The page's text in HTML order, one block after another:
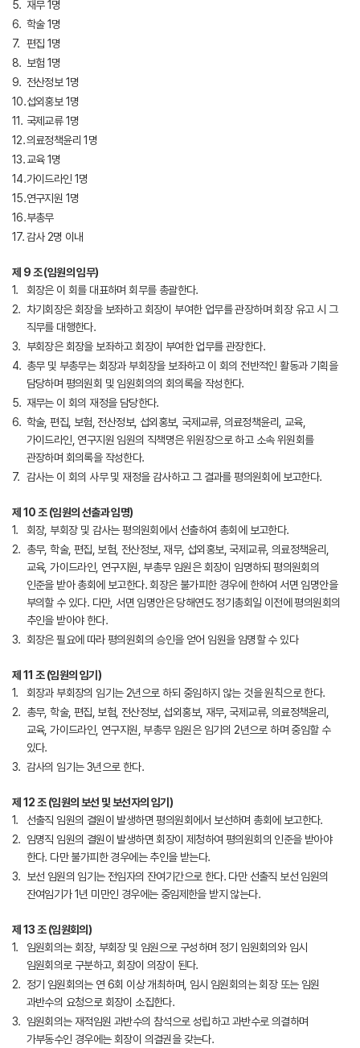
재무 1명
학술 1명
편집 1명
보험 1명
전산정보 1명
섭외홍보 1명
국제교류 1명
의료정책윤리 1명
교육 1명
가이드라인 1명
연구지원 1명
부총무
감사 2명 이내
제 9 조 (임원의 임무)
회장은 이 회를 대표하며 회무를 총괄한다.
차기회장은 회장을 보좌하고 회장이 부여한 업무를 관장하며 회장 유고 시 그
직무를 대행한다.
부회장은 회장을 보좌하고 회장이 부여한 업무를 관장한다.
총무 및 부총무는 회장과 부회장을 보좌하고 이 회의 전반적인 활동과 기획을
담당하며 평의원회 및 임원회의의 회의록을 작성한다.
재무는 이 회의 재정을 담당한다.
학술, 편집, 보험, 전산정보, 섭외홍보, 국제교류, 의료정책윤리, 교육,
가이드라인, 연구지원 임원의 직책명은 위원장으로 하고 소속 위원회를
관장하며 회의록을 작성한다.
감사는 이 회의 사무 및 재정을 감사하고 그 결과를 평의원회에 보고한다.
제 10 조 (임원의 선출과 임명)
회장, 부회장 및 감사는 평의원회에서 선출하여 총회에 보고한다.
총무, 학술, 편집, 보험, 전산정보, 재무, 섭외홍보, 국제교류, 의료정책윤리,
교육, 가이드라인, 연구지원, 부총무 임원은 회장이 임명하되 평의원회의
인준을 받아 총회에 보고한다. 회장은 불가피한 경우에 한하여 서면 임명안을
부의할 수 있다. 다만, 서면 임명안은 당해연도 정기총회일 이전에 평의원회의
추인을 받아야 한다.
회장은 필요에 따라 평의원회의 승인을 얻어 임원을 임명할 수 있다
제 11 조 (임원의 임기)
회장과 부회장의 임기는 2년으로 하되 중임하지 않는 것을 원칙으로 한다.
총무, 학술, 편집, 보험, 전산정보, 섭외홍보, 재무, 국제교류, 의료정책윤리,
교육, 가이드라인, 연구지원, 부총무 임원은 임기의 2년으로 하며 중임할 수
있다.
감사의 임기는 3년으로 한다.
제 12 조 (임원의 보선 및 보선자의 임기)
선출직 임원의 결원이 발생하면 평의원회에서 보선하며 총회에 보고한다.
임명직 임원의 결원이 발생하면 회장이 제청하여 평의원회의 인준을 받아야
한다. 다만 불가피한 경우에는 추인을 받는다.
보선 임원의 임기는 전임자의 잔여기간으로 한다. 다만 선출직 보선 임원의
잔여임기가 1년 미만인 경우에는 중임제한을 받지 않는다.
제 13 조 (임원회의)
임원회의는 회장, 부회장 및 임원으로 구성하며 정기 임원회의와 임시
임원회의로 구분하고, 회장이 의장이 된다.
정기 임원회의는 연 6회 이상 개최하며, 임시 임원회의는 회장 또는 임원
과반수의 요청으로 회장이 소집한다.
임원회의는 재적임원 과반수의 참석으로 성립하고 과반수로 의결하며
가부동수인 경우에는 회장이 의결권을 갖는다.